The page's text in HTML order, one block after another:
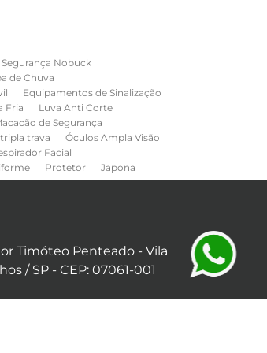
Nobuck
de Chuva
Equipamentos de Sinalização
Fria
Luva Anti Corte
de Segurança
trava
Óculos Ampla Visão
Facial
Protetor Japona
Timóteo Penteado - Vila
/ SP - CEP: 07061-001